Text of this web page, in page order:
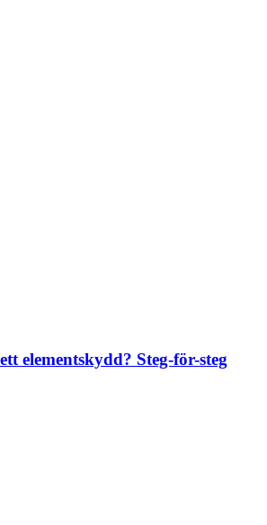
elementskydd? Steg-för-steg